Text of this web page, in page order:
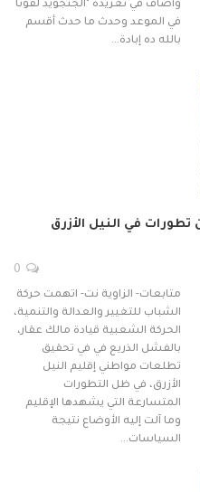
وأضاف في تغريدة "الجنجويد لقونا
في الموعد وحدث ما حدث أقسم
بالله ده إبادة…
في النيل الأزرق
متابعات- الزاوية نت- اتهمت حركة
الشباب للتغيير والعدالة والتنمية،
الحركة الشعبية قيادة مالك عقار،
بالفشل الذريع في في تحقيق
تطلعات مواطني إقليم النيل
الأزرق، في ظل التطورات
المتسارعة التي يشهدها الإقليم
وما آلت إليه الأوضاع نتيجة
السياسات…